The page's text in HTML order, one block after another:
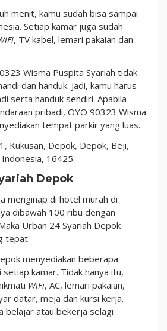
menit, kamu sudah bisa sampai
Setiap kamar juga sudah
, TV kabel, lemari pakaian dan
Wisma Puspita Syariah tidak
dan handuk. Jadi, kamu harus
serta handuk sendiri. Apabila
pribadi, OYO 90323 Wisma
tempat parkir yang luas.
Kukusan, Depok, Depok, Beji,
16425.
Depok
menginap di hotel murah di
dibawah 100 ribu dengan
Urban 24 Syariah Depok
tepat.
menyediakan beberapa
kamar. Tidak hanya itu,
WiFi, AC, lemari pakaian,
datar, meja dan kursi kerja.
belajar atau bekerja selagi